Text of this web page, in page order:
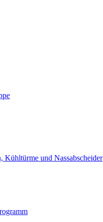
Kühltürme und Nassabscheider